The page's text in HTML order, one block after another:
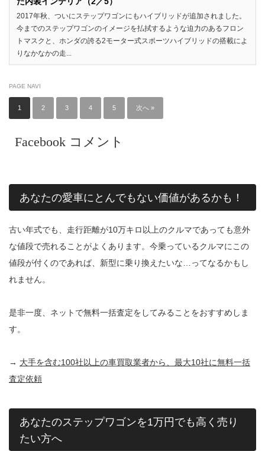
2017年秋、ついにステップワゴンにもハイブリッドが追加されました。
今までのステップワゴンのイメージを払拭するような迫力のあるフロン
トマスクと、ホンダの誇る2モーター式スポーツハイブリッドの搭載によ
りなかなかの走...
PAGE NAVI
1 2 3 4 5 次へ »
Facebook コメント
あなたの愛車にとんでもない価値があるかも！
古い年式でも、走行距離が10万キロ以上のクルマであっても意外
な値段で売れることがよくあります。今乗っているクルマにこの
値段が付くのであれば、新型に乗り換えたいな…ってなるかもし
れません。
是非一度、ネットで無料一括査定をしてみることをおすすめしま
す。
→ 大手を含む100社以上の車買取業者から、最大10社に無料一括
査定依頼
あなたのステップワゴンを1万円でも高く売り
たい方へ